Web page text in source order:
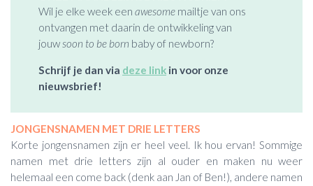
Wil je elke week een awesome mailtje van ons
ontvangen met daarin de ontwikkeling van
jouwsoon to be born baby of newborn?
Schrijf je dan via deze link in voor onze
nieuwsbrief!
JONGENSNAMEN MET DRIE LETTERS
Korte jongensnamen zijn er heel veel. Ik hou ervan! Sommige
namen met drie letters zijn al ouder en maken nu weer
helemaal een come back (denk aan Jan of Ben!), andere namen